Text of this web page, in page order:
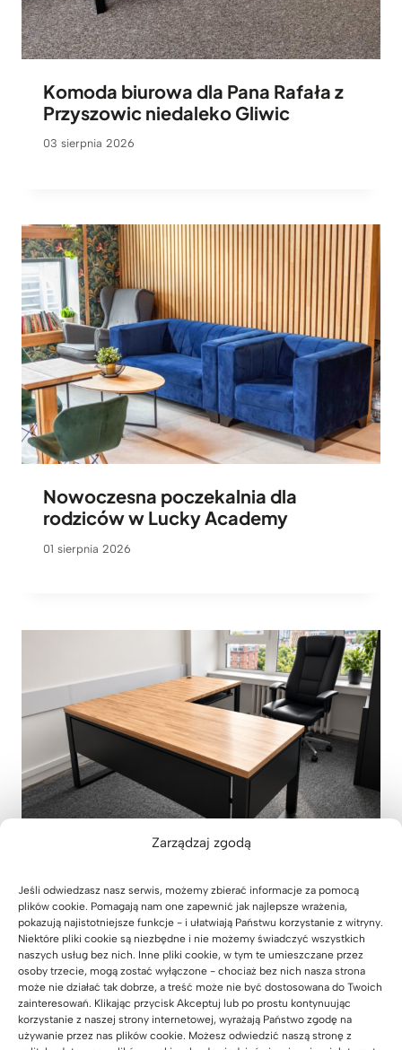
Zarządzaj zgodą
Jeśli odwiedzasz nasz serwis, możemy zbierać informacje za pomocą
plików cookie. Pomagają nam one zapewnić jak najlepsze wrażenia,
pokazują najistotniejsze funkcje - i ułatwiają Państwu korzystanie z witryny.
Niektóre pliki cookie są niezbędne i nie możemy świadczyć wszystkich
naszych usług bez nich. Inne pliki cookie, w tym te umieszczane przez
osoby trzecie, mogą zostać wyłączone - chociaż bez nich nasza strona
może nie działać tak dobrze, a treść może nie być dostosowana do Twoich
zainteresowań. Klikając przycisk Akceptuj lub po prostu kontynuując
korzystanie z naszej strony internetowej, wyrażają Państwo zgodę na
używanie przez nas plików cookie. Możesz odwiedzić naszą stronę z
Komoda biurowa dla Pana Rafała z
Przyszowic niedaleko Gliwic
03 sierpnia 2026
Nowoczesna poczekalnia dla
rodziców w Lucky Academy
01 sierpnia 2026
Meble biurowe do kancelarii
adwokackiej z Krakowa
31 lipca 2026